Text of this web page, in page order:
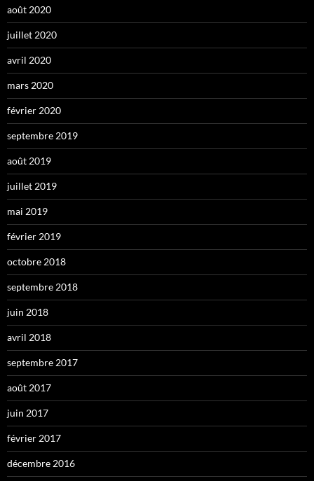
août 2020
juillet 2020
avril 2020
mars 2020
février 2020
septembre 2019
août 2019
juillet 2019
mai 2019
février 2019
octobre 2018
septembre 2018
juin 2018
avril 2018
septembre 2017
août 2017
juin 2017
février 2017
décembre 2016